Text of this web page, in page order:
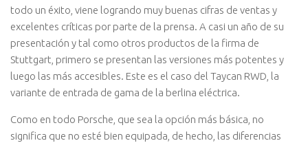
todo un éxito, viene logrando muy buenas cifras de ventas y
excelentes críticas por parte de la prensa. A casi un año de su
presentación y tal como otros productos de la firma de
Stuttgart, primero se presentan las versiones más potentes y
luego las más accesibles. Este es el caso del Taycan RWD, la
variante de entrada de gama de la berlina eléctrica.
Como en todo Porsche, que sea la opción más básica, no
significa que no esté bien equipada, de hecho, las diferencias